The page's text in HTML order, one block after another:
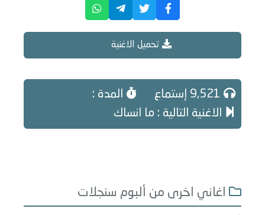
تحميل الاغنية
المدة :
الاغنية التالية : ما انساك
اغاني اخرى من ألبوم سنجلات